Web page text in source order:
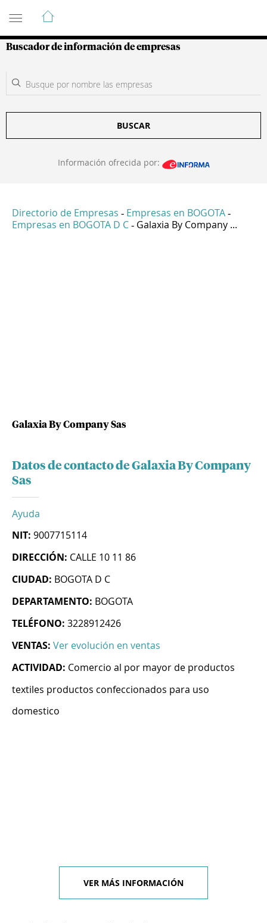
Guía de Empresas Colombianas
Buscador de información de empresas
BUSCAR
Información ofrecida por:
Directorio de Empresas - Empresas en BOGOTA -
Empresas en BOGOTA D C - Galaxia By Company ...
Galaxia By Company Sas
Datos de contacto de Galaxia By Company
Sas
Ayuda
NIT: 9007715114
DIRECCIÓN: CALLE 10 11 86
CIUDAD: BOGOTA D C
DEPARTAMENTO: BOGOTA
TELÉFONO: 3228912426
VENTAS: Ver evolución en ventas
ACTIVIDAD: Comercio al por mayor de productos
textiles productos confeccionados para uso
domestico
VER MÁS INFORMACIÓN